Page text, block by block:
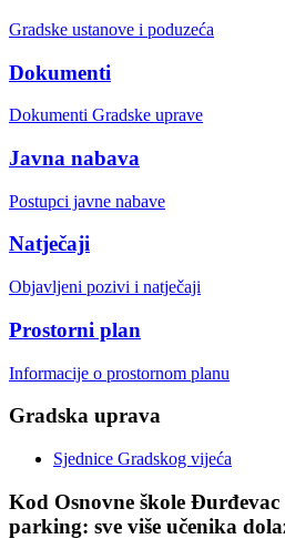
Gradske ustanove i poduzeća
Dokumenti
Dokumenti Gradske uprave
Javna nabava
Postupci javne nabave
Natječaji
Objavljeni pozivi i natječaji
Prostorni plan
Informacije o prostornom planu
Gradska uprava
Sjednice Gradskog vijeća
Kod Osnovne škole
parking: sve više učenika